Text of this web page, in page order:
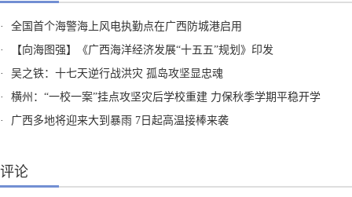
·
全国首个海警海上风电执勤点在广西防城港启用
·
【向海图强】《广西海洋经济发展“十五五”规划》印发
·
吴之铁：十七天逆行战洪灾 孤岛攻坚显忠魂
·
横州：“一校一案”挂点攻坚灾后学校重建 力保秋季学期平稳开学
·
广西多地将迎来大到暴雨 7日起高温接棒来袭
评论